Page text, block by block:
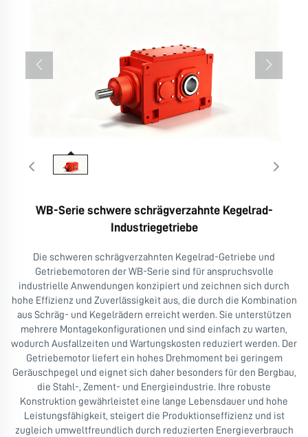
WB-Serie schwere schrägverzahnte Kegelrad-
Industriegetriebe
Die schweren schrägverzahnten Kegelrad-Getriebe und
Getriebemotoren der WB-Serie sind für anspruchsvolle
industrielle Anwendungen konzipiert und zeichnen sich durch
hohe Effizienz und Zuverlässigkeit aus, die durch die Kombination
aus Schräg- und Kegelrädern erreicht werden. Sie unterstützen
mehrere Montagekonfigurationen und sind einfach zu warten,
wodurch Ausfallzeiten und Wartungskosten reduziert werden. Der
Getriebemotor liefert ein hohes Drehmoment bei geringem
Geräuschpegel und eignet sich daher besonders für den Bergbau,
die Stahl-, Zement- und Energieindustrie. Ihre robuste
Konstruktion gewährleistet eine lange Lebensdauer und hohe
Leistungsfähigkeit, steigert die Produktionseffizienz und ist
zugleich umweltfreundlich durch reduzierten Energieverbrauch